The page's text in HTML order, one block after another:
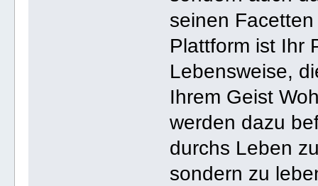
seinen
Plattform ist Ihr
Lebensweise,
Ihrem Geist
werden dazu
durchs Leben
sondern zu